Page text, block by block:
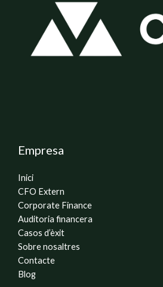
Empresa
Inici
CFO Extern
Corporate Finance
Auditoria financera
Casos d’èxit
Sobre nosaltres
Contacte
Blog